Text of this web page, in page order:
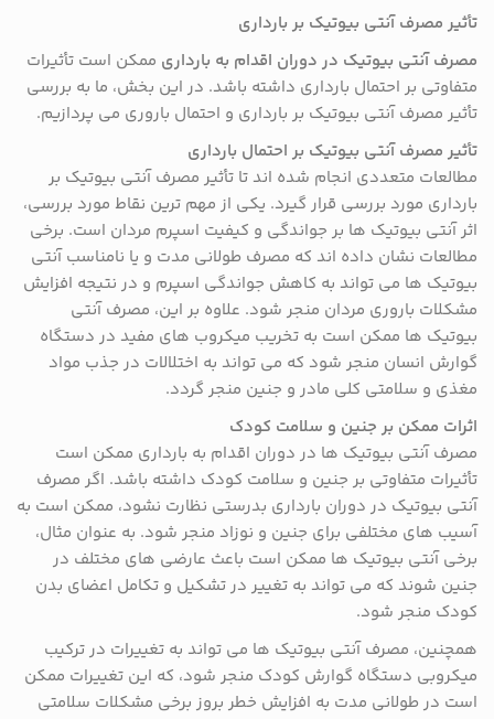
تأثیر مصرف آنتی بیوتیک بر بارداری
مصرف آنتی بیوتیک در دوران اقدام به بارداری ممکن است تأثیرات
متفاوتی بر احتمال بارداری داشته باشد. در این بخش، ما به بررسی
تأثیر مصرف آنتی بیوتیک بر بارداری و احتمال باروری می پردازیم.
تأثیر مصرف آنتی بیوتیک بر احتمال بارداری
مطالعات متعددی انجام شده اند تا تأثیر مصرف آنتی بیوتیک بر
بارداری مورد بررسی قرار گیرد. یکی از مهم ترین نقاط مورد بررسی،
اثر آنتی بیوتیک ها بر جواندگی و کیفیت اسپرم مردان است. برخی
مطالعات نشان داده اند که مصرف طولانی مدت و یا نامناسب آنتی
بیوتیک ها می تواند به کاهش جواندگی اسپرم و در نتیجه افزایش
مشکلات باروری مردان منجر شود. علاوه بر این، مصرف آنتی
بیوتیک ها ممکن است به تخریب میکروب های مفید در دستگاه
گوارش انسان منجر شود که می تواند به اختلالات در جذب مواد
مغذی و سلامتی کلی مادر و جنین منجر گردد.
اثرات ممکن بر جنین و سلامت کودک
مصرف آنتی بیوتیک ها در دوران اقدام به بارداری ممکن است
تأثیرات متفاوتی بر جنین و سلامت کودک داشته باشد. اگر مصرف
آنتی بیوتیک در دوران بارداری بدرستی نظارت نشود، ممکن است به
آسیب های مختلفی برای جنین و نوزاد منجر شود. به عنوان مثال،
برخی آنتی بیوتیک ها ممکن است باعث عارضی های مختلف در
جنین شوند که می تواند به تغییر در تشکیل و تکامل اعضای بدن
کودک منجر شود.
همچنین، مصرف آنتی بیوتیک ها می تواند به تغییرات در ترکیب
میکروبی دستگاه گوارش کودک منجر شود، که این تغییرات ممکن
است در طولانی مدت به افزایش خطر بروز برخی مشکلات سلامتی